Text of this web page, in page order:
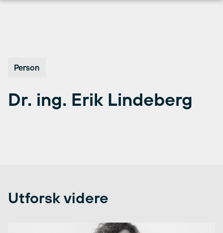
Person
Dr. ing. Erik Lindeberg
Utforsk videre